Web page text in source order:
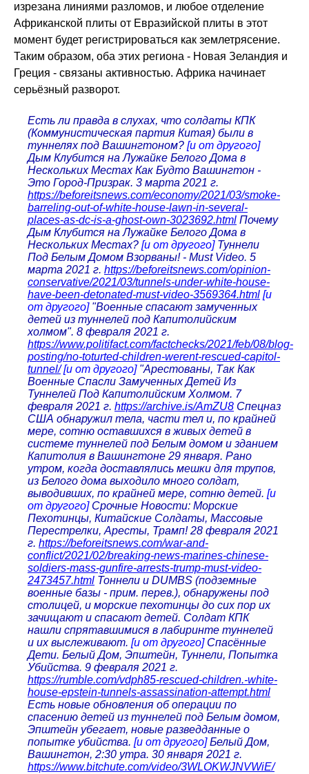
изрезана линиями разломов, и любое отделение
Африканской плиты от Евразийской плиты в этот
момент будет регистрироваться как землетрясение.
Таким образом, оба этих региона - Новая Зеландия и
Греция - связаны активностью. Африка начинает
серьёзный разворот.
Есть ли правда в слухах, что солдаты КПК
(Коммунистическая партия Китая) были в
туннелях под Вашингтоном? [и от другого]
Дым Клубится на Лужайке Белого Дома в
Нескольких Местах Как Будто Вашингтон -
Это Город-Призрак. 3 марта 2021 г.
https://beforeitsnews.com/economy/2021/03/smoke-
barreling-out-of-white-house-lawn-in-several-
places-as-dc-is-a-ghost-own-3023692.html Почему
Дым Клубится на Лужайке Белого Дома в
Нескольких Местах? [и от другого] Туннели
Под Белым Домом Взорваны! - Must Video. 5
марта 2021 г. https://beforeitsnews.com/opinion-
conservative/2021/03/tunnels-under-white-house-
have-been-detonated-must-video-3569364.html [и
от другого] "Военные спасают замученных
детей из туннелей под Капитолийским
холмом". 8 февраля 2021 г.
https://www.politifact.com/factchecks/2021/feb/08/blog-
posting/no-toturted-children-werent-rescued-capitol-
tunnel/ [и от другого] "Арестованы, Так Как
Военные Спасли Замученных Детей Из
Туннелей Под Капитолийским Холмом. 7
февраля 2021 г. https://archive.is/AmZU8 Спецназ
США обнаружил тела, части тел и, по крайней
мере, сотню оставшихся в живых детей в
системе туннелей под Белым домом и зданием
Капитолия в Вашингтоне 29 января. Рано
утром, когда доставлялись мешки для трупов,
из Белого дома выходило много солдат,
выводивших, по крайней мере, сотню детей. [и
от другого] Срочные Новости: Морские
Пехотинцы, Китайские Солдаты, Массовые
Перестрелки, Аресты, Трамп! 28 февраля 2021
г. https://beforeitsnews.com/war-and-
conflict/2021/02/breaking-news-marines-chinese-
soldiers-mass-gunfire-arrests-trump-must-video-
2473457.html Тоннели и DUMBS (подземные
военные базы - прим. перев.), обнаружены под
столицей, и морские пехотинцы до сих пор их
зачищают и спасают детей. Солдат КПК
нашли спрятавшимися в лабиринте туннелей
и их выслеживают. [и от другого] Спасённые
Дети. Белый Дом, Эпштейн, Туннели, Попытка
Убийства. 9 февраля 2021 г.
https://rumble.com/vdph85-rescued-children.-white-
house-epstein-tunnels-assassination-attempt.html
Есть новые обновления об операции по
спасению детей из туннелей под Белым домом,
Эпштейн убегает, новые разведданные о
попытке убийства. [и от другого] Белый Дом,
Вашингтон, 2:30 утра. 30 января 2021 г.
https://www.bitchute.com/video/3WLOKWJNVWiE/